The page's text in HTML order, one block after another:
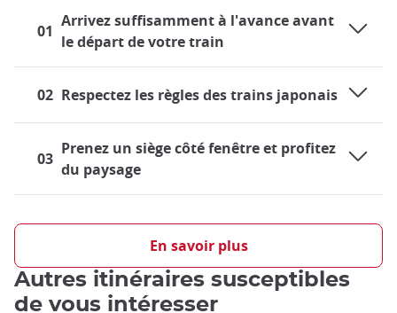
01
Arrivez suffisamment à l'avance avant
le départ de votre train
02 Respectez les règles des trains japonais
03
Prenez un siège côté fenêtre et profitez
du paysage
Le réseau ferroviaire japonais est extrêmement développé et
représente un moyen de transport très pratique, tant au
niveau local qu'à l'échelle nationale. Les habitants comme les
visiteurs prennent donc le train presque tous les jours, que
En savoir plus
Autres itinéraires susceptibles
de vous intéresser